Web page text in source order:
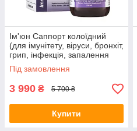
Ім'юн Саппорт колоїдний
(для імунітету, віруси, бронхіт,
грип, інфекція, запалення
легень, гайморит, ангіна,
цистит, герпес)
Під замовлення
3 990 ₴ 5 700 ₴
Купити